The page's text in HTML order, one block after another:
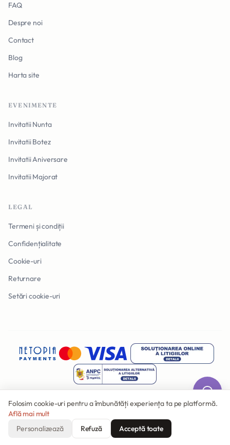
FAQ
Despre noi
Contact
Blog
Harta site
EVENIMENTE
Invitatii Nunta
Invitatii Botez
Invitatii Aniversare
Invitatii Majorat
LEGAL
Termeni și condiții
Confidențialitate
Cookie-uri
Returnare
Setări cookie-uri
© 2026 Invitatii Online. Toate drepturile rezervate.
Făcut cu
în România
Folosim cookie-uri pentru a îmbunătăți experiența ta pe platformă.
Află mai mult
Personalizează
Refuză Acceptă toate